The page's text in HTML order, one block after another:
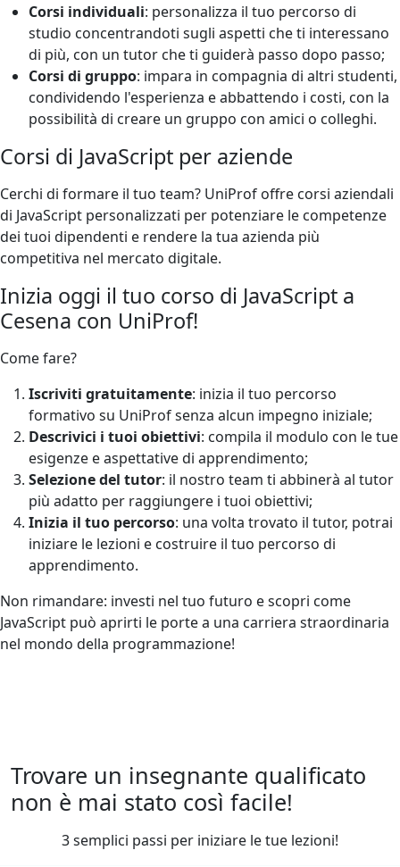
Corsi individuali: personalizza il tuo percorso di
studio concentrandoti sugli aspetti che ti interessano
di più, con un tutor che ti guiderà passo dopo passo;
Corsi di gruppo: impara in compagnia di altri studenti,
condividendo l'esperienza e abbattendo i costi, con la
possibilità di creare un gruppo con amici o colleghi.
Corsi di JavaScript per aziende
Cerchi di formare il tuo team? UniProf offre corsi aziendali
di JavaScript personalizzati per potenziare le competenze
dei tuoi dipendenti e rendere la tua azienda più
competitiva nel mercato digitale.
Inizia oggi il tuo corso di JavaScript a
Cesena con UniProf!
Come fare?
Iscriviti gratuitamente: inizia il tuo percorso
formativo su UniProf senza alcun impegno iniziale;
Descrivici i tuoi obiettivi: compila il modulo con le tue
esigenze e aspettative di apprendimento;
Selezione del tutor: il nostro team ti abbinerà al tutor
più adatto per raggiungere i tuoi obiettivi;
Inizia il tuo percorso: una volta trovato il tutor, potrai
iniziare le lezioni e costruire il tuo percorso di
apprendimento.
Non rimandare: investi nel tuo futuro e scopri come
JavaScript può aprirti le porte a una carriera straordinaria
nel mondo della programmazione!
Trovare un insegnante qualificato
non è mai stato così facile!
3 semplici passi per iniziare le tue lezioni!